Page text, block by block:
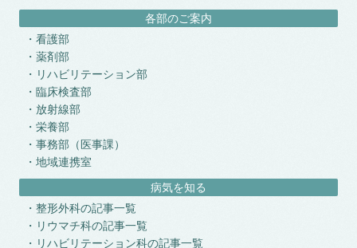
各部のご案内
看護部
薬剤部
リハビリテーション部
臨床検査部
放射線部
栄養部
事務部（医事課）
地域連携室
病気を知る
整形外科の記事一覧
リウマチ科の記事一覧
リハビリテーション科の記事一覧